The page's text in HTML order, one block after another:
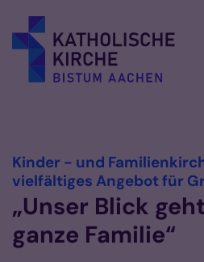
Kinder - und
vielfältiges Angebot für
„Unser Blick
ganze Familie“